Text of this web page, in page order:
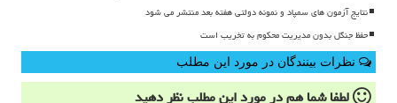
نتایج آزمون های سمپاد و نمونه دولتی هفته بعد منتشر می شود
حفظ جنگل بدون مدیریت محکوم به تخریب است
نظرات بینندگان در مورد این مطلب
لطفا شما همدر مورد این مطلبنظر دهید